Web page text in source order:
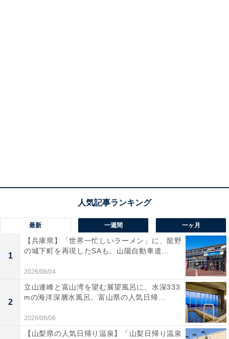
最新 一週間 一ヶ月
1
【兵庫県】「世界一忙しいラーメン」に、龍野
の城下町を再現したSAも。山陽自動車道...
2026/08/04
2
立山連峰と富山湾を望む展望風呂に、水深333
mの海洋深層水風呂。富山県の人気日帰...
2026/08/06
【山梨県の人気日帰り温泉】「山梨日帰り温泉